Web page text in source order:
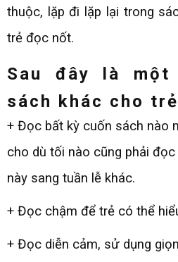
thuộc, lặp đi lặp lại trong
trẻ đọc nốt.
Sau đây là
sách khác cho
+ Đọc bất kỳ cuốn sách nào
cho dù tối nào cũng phải
này sang tuần lễ khác.
+ Đọc chậm để trẻ có thể
+ Đọc diễn cảm, sử dụng